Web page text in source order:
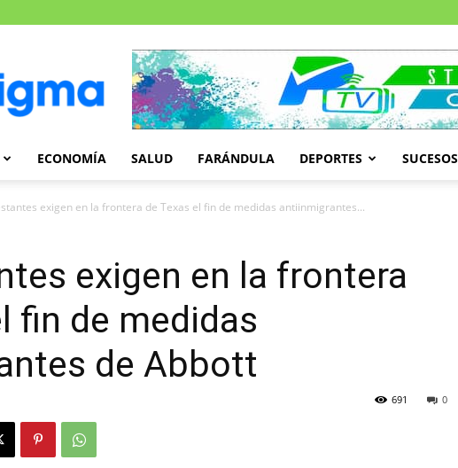
ECONOMÍA SALUD FARÁNDULA DEPORTES SUCESOS
exigen en la frontera de Texas el fin de medidas antiinmigrantes...
exigen en la frontera
fin de medidas
de Abbott
0
691